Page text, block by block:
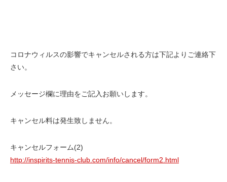
コロナウィルスの影響でキャンセルされる方は下記よりご連絡下
さい。
メッセージ欄に理由をご記入お願いします。
キャンセル料は発生致しません。
キャンセルフォーム(2)
http://inspirits-tennis-club.com/info/cancel/form2.html